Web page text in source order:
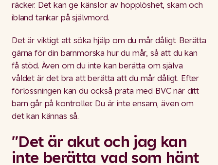
räcker. Det kan ge känslor av hopplöshet, skam och
ibland tankar på självmord.
Det är viktigt att söka hjälp om du mår dåligt. Berätta
gärna för din barnmorska hur du mår, så att du kan
få stöd. Även om du inte kan berätta om själva
våldet är det bra att berätta att du mår dåligt. Efter
förlossningen kan du också prata med BVC när ditt
barn går på kontroller. Du är inte ensam, även om
det kan kännas så.
"Det är akut och jag kan
inte berätta vad som hänt